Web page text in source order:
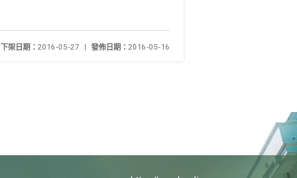
發佈日期： 2016-05-16
下架日期： 2016-05-27 |